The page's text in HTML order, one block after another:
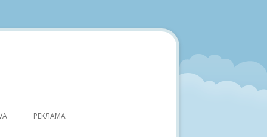
РЕКЛАМА